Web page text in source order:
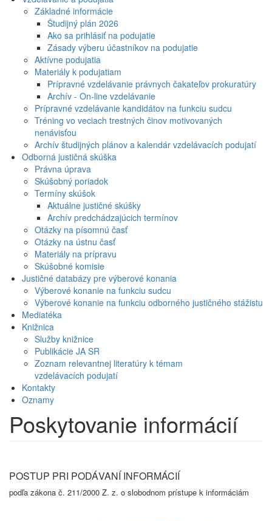
Základné informácie
Študijný plán 2026
Ako sa prihlásiť na podujatie
Zásady výberu účastníkov na podujatie
Aktívne podujatia
Materiály k podujatiam
Prípravné vzdelávanie právnych čakateľov prokuratúry
Archív - On-line vzdelávanie
Prípravné vzdelávanie kandidátov na funkciu sudcu
Tréning vo veciach trestných činov motivovaných
nenávisťou
Archív študijných plánov a kalendár vzdelávacích podujatí
Odborná justičná skúška
Právna úprava
Skúšobný poriadok
Termíny skúšok
Aktuálne justičné skúšky
Archív predchádzajúcich termínov
Otázky na písomnú časť
Otázky na ústnu časť
Materiály na prípravu
Skúšobné komisie
Justičné databázy pre výberové konania
Výberové konanie na funkciu sudcu
Výberové konanie na funkciu odborného justičného stážistu
Mediatéka
Knižnica
Služby knižnice
Publikácie JA SR
Zoznam relevantnej literatúry k témam
vzdelávacích podujatí
Kontakty
Oznamy
Poskytovanie informácií
POSTUP PRI PODÁVANÍ INFORMÁCIÍ
podľa zákona č. 211/2000 Z. z. o slobodnom prístupe k informáciám